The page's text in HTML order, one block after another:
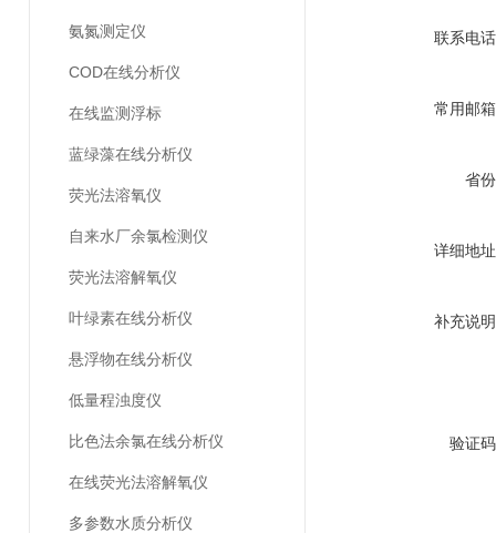
氨氮测定仪
COD在线分析仪
在线监测浮标
蓝绿藻在线分析仪
荧光法溶氧仪
自来水厂余氯检测仪
荧光法溶解氧仪
叶绿素在线分析仪
悬浮物在线分析仪
低量程浊度仪
比色法余氯在线分析仪
在线荧光法溶解氧仪
多参数水质分析仪
联系电
常用邮
省
详细地
补充说
验证